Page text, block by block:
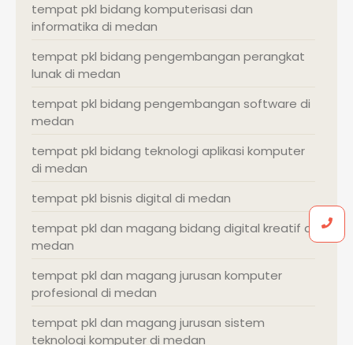
tempat pkl bidang komputerisasi dan
informatika di medan
tempat pkl bidang pengembangan perangkat
lunak di medan
tempat pkl bidang pengembangan software di
medan
tempat pkl bidang teknologi aplikasi komputer
di medan
tempat pkl bisnis digital di medan
tempat pkl dan magang bidang digital kreatif di
medan
tempat pkl dan magang jurusan komputer
profesional di medan
tempat pkl dan magang jurusan sistem
teknologi komputer di medan